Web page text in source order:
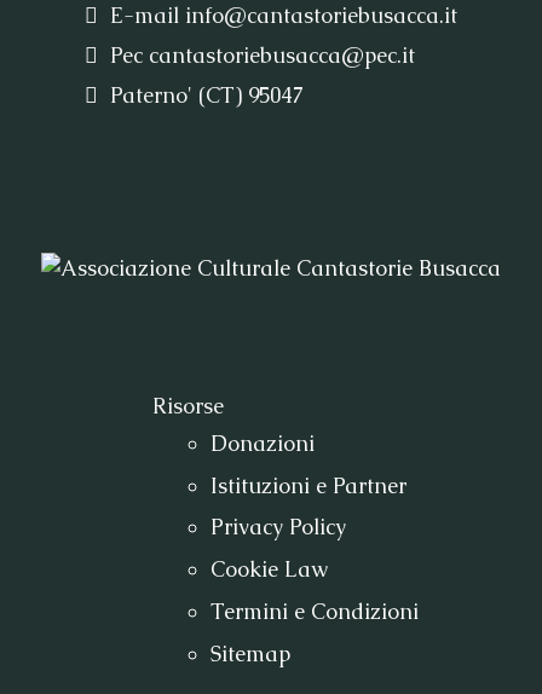
E-mail info@cantastoriebusacca.it
Pec cantastoriebusacca@pec.it
Paterno' (CT) 95047
Risorse
Donazioni
Istituzioni e Partner
Privacy Policy
Cookie Law
Termini e Condizioni
Sitemap